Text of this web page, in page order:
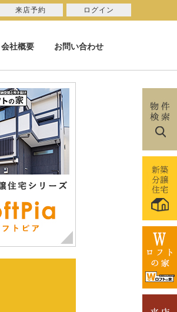
会社概要 お問い合わせ
来店予約 ログイン